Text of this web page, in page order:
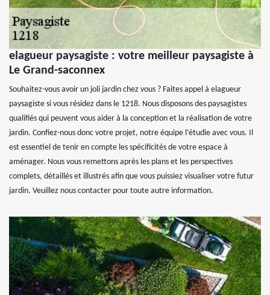
elagueur paysagiste : votre meilleur paysagiste à
Le Grand-saconnex
Souhaitez-vous avoir un joli jardin chez vous ? Faites appel à elagueur
paysagiste si vous résidez dans le 1218. Nous disposons des paysagistes
qualifiés qui peuvent vous aider à la conception et la réalisation de votre
jardin. Confiez-nous donc votre projet, notre équipe l’étudie avec vous. Il
est essentiel de tenir en compte les spécificités de votre espace à
aménager. Nous vous remettons après les plans et les perspectives
complets, détaillés et illustrés afin que vous puissiez visualiser votre futur
jardin. Veuillez nous contacter pour toute autre information.